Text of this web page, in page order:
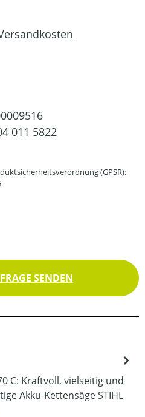
011 5822
(GPSR):
SENDEN
C: Kraftvoll, vielseitig und
Akku-Kettensäge STIHL